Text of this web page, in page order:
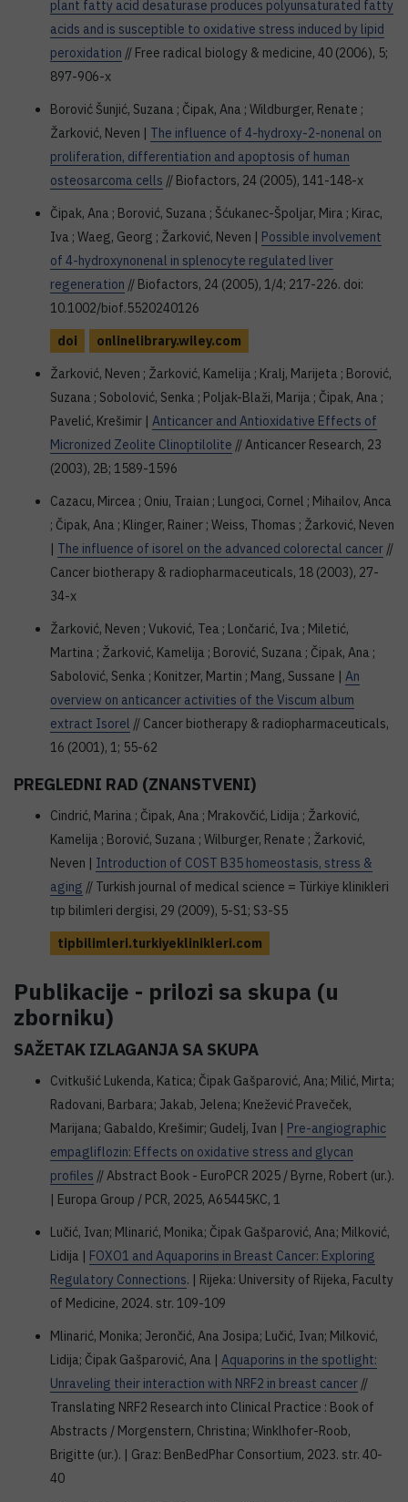
plant fatty acid desaturase produces polyunsaturated fatty
acids and is susceptible to oxidative stress induced by lipid
peroxidation // Free radical biology & medicine, 40 (2006), 5;
897-906-x
Borović Šunjić, Suzana ; Čipak, Ana ; Wildburger, Renate ;
Žarković, Neven | The influence of 4-hydroxy-2-nonenal on
proliferation, differentiation and apoptosis of human
osteosarcoma cells // Biofactors, 24 (2005), 141-148-x
Čipak, Ana ; Borović, Suzana ; Šćukanec-Špoljar, Mira ; Kirac,
Iva ; Waeg, Georg ; Žarković, Neven | Possible involvement
of 4-hydroxynonenal in splenocyte regulated liver
regeneration // Biofactors, 24 (2005), 1/4; 217-226. doi:
10.1002/biof.5520240126
doi
onlinelibrary.wiley.com
Žarković, Neven ; Žarković, Kamelija ; Kralj, Marijeta ; Borović,
Suzana ; Sobolović, Senka ; Poljak-Blaži, Marija ; Čipak, Ana ;
Pavelić, Krešimir | Anticancer and Antioxidative Effects of
Micronized Zeolite Clinoptilolite // Anticancer Research, 23
(2003), 2B; 1589-1596
Cazacu, Mircea ; Oniu, Traian ; Lungoci, Cornel ; Mihailov, Anca
; Čipak, Ana ; Klinger, Rainer ; Weiss, Thomas ; Žarković, Neven
| The influence of isorel on the advanced colorectal cancer //
Cancer biotherapy & radiopharmaceuticals, 18 (2003), 27-
34-x
Žarković, Neven ; Vuković, Tea ; Lončarić, Iva ; Miletić,
Martina ; Žarković, Kamelija ; Borović, Suzana ; Čipak, Ana ;
Sabolović, Senka ; Konitzer, Martin ; Mang, Sussane | An
overview on anticancer activities of the Viscum album
extract Isorel // Cancer biotherapy & radiopharmaceuticals,
16 (2001), 1; 55-62
PREGLEDNI RAD (ZNANSTVENI)
Cindrić, Marina ; Čipak, Ana ; Mrakovčić, Lidija ; Žarković,
Kamelija ; Borović, Suzana ; Wilburger, Renate ; Žarković,
Neven | Introduction of COST B35 homeostasis, stress &
aging // Turkish journal of medical science = Türkiye klinikleri
tıp bilimleri dergisi, 29 (2009), 5-S1; S3-S5
tipbilimleri.turkiyeklinikleri.com
Publikacije - prilozi sa skupa (u
zborniku)
SAŽETAK IZLAGANJA SA SKUPA
Cvitkušić Lukenda, Katica; Čipak Gašparović, Ana; Milić, Mirta;
Radovani, Barbara; Jakab, Jelena; Knežević Praveček,
Marijana; Gabaldo, Krešimir; Gudelj, Ivan | Pre-angiographic
empagliflozin: Effects on oxidative stress and glycan
profiles // Abstract Book - EuroPCR 2025 / Byrne, Robert (ur.).
| Europa Group / PCR, 2025, A65445KC, 1
Lučić, Ivan; Mlinarić, Monika; Čipak Gašparović, Ana; Milković,
Lidija | FOXO1 and Aquaporins in Breast Cancer: Exploring
Regulatory Connections. | Rijeka: University of Rijeka, Faculty
of Medicine, 2024. str. 109-109
Mlinarić, Monika; Jerončić, Ana Josipa; Lučić, Ivan; Milković,
Lidija; Čipak Gašparović, Ana | Aquaporins in the spotlight:
Unraveling their interaction with NRF2 in breast cancer //
Translating NRF2 Research into Clinical Practice : Book of
Abstracts / Morgenstern, Christina; Winklhofer-Roob,
Brigitte (ur.). | Graz: BenBedPhar Consortium, 2023. str. 40-
40